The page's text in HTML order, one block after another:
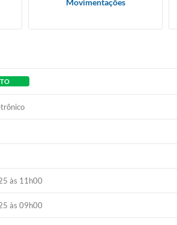
Movimentações
às 11h00
às 09h00